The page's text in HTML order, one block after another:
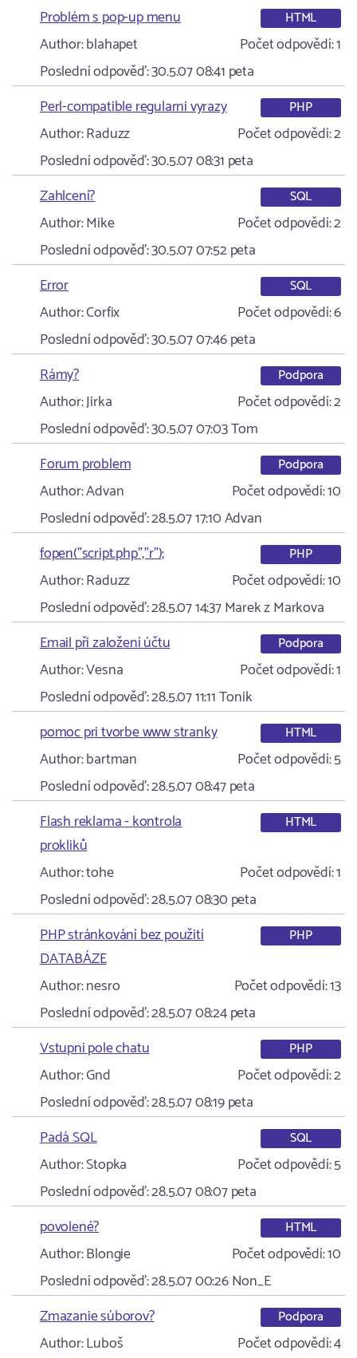
Problém s pop-up menu HTML
Author:blahapet Počet odpovědí:1
Poslední odpověď:30.5.07 08:41 peta
Perl-compatible regularni vyrazy
PHP
Author:Raduzz Počet odpovědí:2
Poslední odpověď:30.5.07 08:31 peta
Zahlcení?
SQL
Author:Mike Počet odpovědí:2
Poslední odpověď:30.5.07 07:52peta
Error
SQL
Author:Corfix Počet odpovědí:6
Poslední odpověď:30.5.07 07:46peta
Rámy?
Podpora
Author:Jirka Počet odpovědí:2
Poslední odpověď:30.5.07 07:03Tom
Forum problem
Podpora
Author:Advan Počet odpovědí:10
Poslední odpověď:28.5.07 17:10Advan
fopen("script.php","r");
PHP
Author:Raduzz Počet odpovědí:10
Poslední odpověď:28.5.07 14:37Marek z Markova
Email při založení účtu
Podpora
Author:Vesna Počet odpovědí:1
Poslední odpověď:28.5.07 11:11Tonik
pomoc pri tvorbe www stranky
HTML
Author:bartman Počet odpovědí:5
Poslední odpověď:28.5.07 08:47peta
Flash reklama - kontrola
prokliků
HTML
Author:tohe Počet odpovědí:1
Poslední odpověď:28.5.07 08:30 peta
PHP stránkování bez použití
DATABÁZE
PHP
Author:nesro Počet odpovědí:13
Poslední odpověď:28.5.07 08:24peta
Vstupni pole chatu
PHP
Author:Gnd Počet odpovědí:2
Poslední odpověď:28.5.07 08:19peta
Padá SQL
SQL
Author:Stopka Počet odpovědí:5
Poslední odpověď:28.5.07 08:07peta
povolené?
HTML
Author:Blongie Počet odpovědí:10
Poslední odpověď:28.5.07 00:26Non_E
Zmazanie súborov?
Podpora
Author:Luboš Počet odpovědí:4